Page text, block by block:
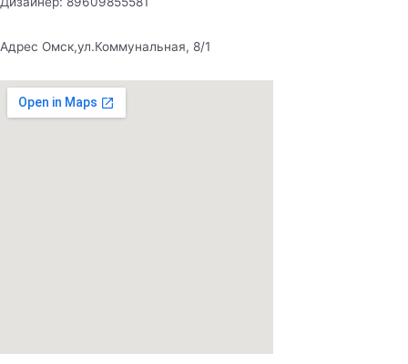
Адрес Омск,ул.Коммунальная, 8/1